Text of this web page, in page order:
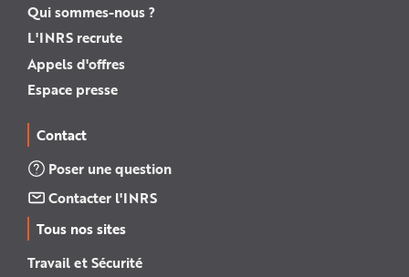
Qui sommes-nous ?
L'INRS recrute
Appels d'offres
Espace presse
Contact
Poser une question
Contacter l'INRS
Tous nos sites
Travail et Sécurité